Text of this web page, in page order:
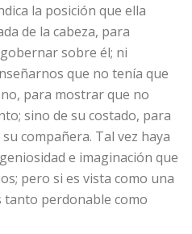
la posición que ella
de la cabeza, para
sobre él; ni
que no tenía que
para mostrar que no
sino de su costado, para
compañera. Tal vez haya
e imaginación que
pero si es vista como una
perdonable como